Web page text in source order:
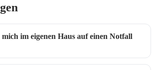
im eigenen Haus auf einen Notfall